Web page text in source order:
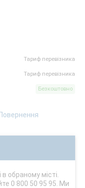
Тариф перевізника
Тариф перевізника
Безкоштовно
Повернення
обраному місті.
0 800 50 95 95. Ми